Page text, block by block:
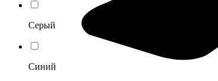
Серый
Синий